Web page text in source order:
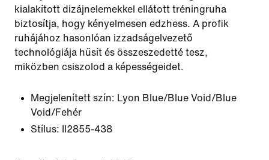
kialakított dizájnelemekkel ellátott tréningruha
biztosítja, hogy kényelmesen edzhess. A profik
ruhájához hasonlóan izzadságelvezető
technológiája hűsít és összeszedetté tesz,
miközben csiszolod a képességeidet.
Megjelenített szín: Lyon Blue/Blue Void/Blue
Void/Fehér
Stílus:
II2855-438